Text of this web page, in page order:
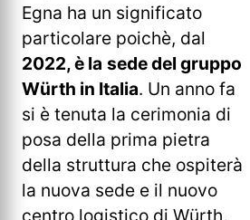
Egna ha un significato
particolare poichè, dal
2022, è la sede del gruppo
Würth in Italia. Un anno fa
si è tenuta la cerimonia di
posa della prima pietra
della struttura che ospiterà
la nuova sede e il nuovo
centro logistico di Würth,